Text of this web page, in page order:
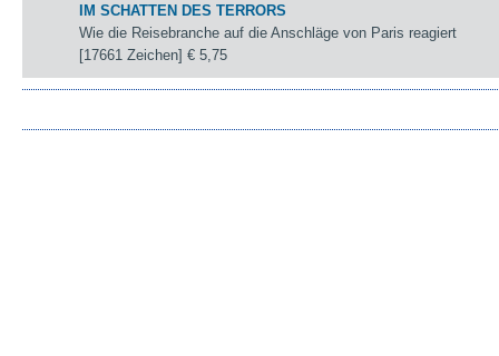
IM SCHATTEN DES TERRORS
Wie die Reisebranche auf die Anschläge von Paris reagiert
[17661 Zeichen]€ 5,75